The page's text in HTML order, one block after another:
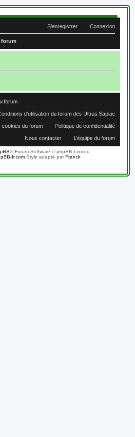
Connexion
S’enregistrer
forum
forum
d'utilisation du forum des Ultras Sapiac
Politique de confidentialité
cookies du forum
L’équipe du forum
Nous contacter
® Forum Software © phpBB Limited
fr.comStyle adapté parFranck